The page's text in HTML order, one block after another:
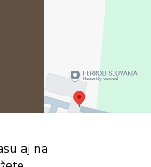
aj na